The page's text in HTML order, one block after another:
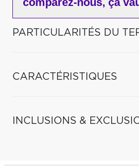
PARTICULARITÉS DU
CARACTÉRISTIQUES
INCLUSIONS &